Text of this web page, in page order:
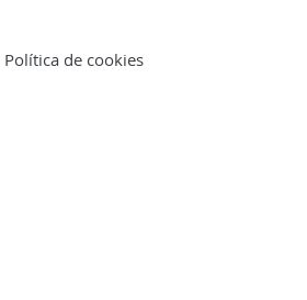
Política de cookies